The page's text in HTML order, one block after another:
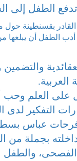
تدفع الطفل
بقسنطينة حول
الطفل أن يبلغها
العربية.
العلم وحب
التفكير لدى
فرحات عباس
بجملة من